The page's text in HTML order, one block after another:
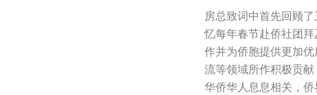
房总致词中首先回顾
忆每年春节赴侨社团
作并为侨胞提供更加
流等领域所作积极贡
华侨华人息息相关，